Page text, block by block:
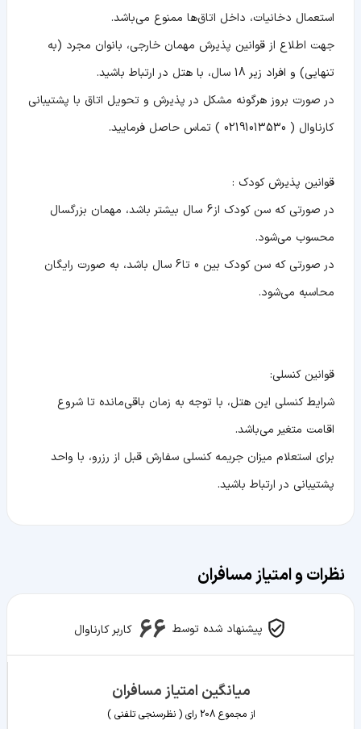
استعمال دخانیات، داخل اتاق‌ها ممنوع می‌باشد.
جهت اطلاع از قوانین پذیرش مهمان خارجی، بانوان مجرد (به‌
تنهایی) و افراد زیر 18 سال، با هتل در ارتباط باشید.
در صورت بروز هرگونه مشکل در پذیرش و تحویل اتاق با پشتیبانی
کارناوال ( 02191013530 ) تماس حاصل فرمایید.
قوانین پذیرش کودک :
در صورتی که سن کودک از 6 سال بیشتر باشد، مهمان بزرگسال
محسوب می‌شود.
در صورتی که سن کودک بین 0 تا 6 سال باشد، به صورت رایگان
محاسبه می‌شود.
قوانین کنسلی:
شرایط کنسلی این هتل، با توجه به زمان باقی‌مانده تا شروع
اقامت متغیر می‌باشد.
برای استعلام میزان جریمه کنسلی سفارش قبل از رزرو، با واحد
پشتیبانی در ارتباط باشید.
نظرات و امتیاز مسافران
پیشنهاد شده توسط 66 کاربر کارناوال
میانگین امتیاز مسافران
از مجموع208 رای ( نظرسنجی تلفنی )